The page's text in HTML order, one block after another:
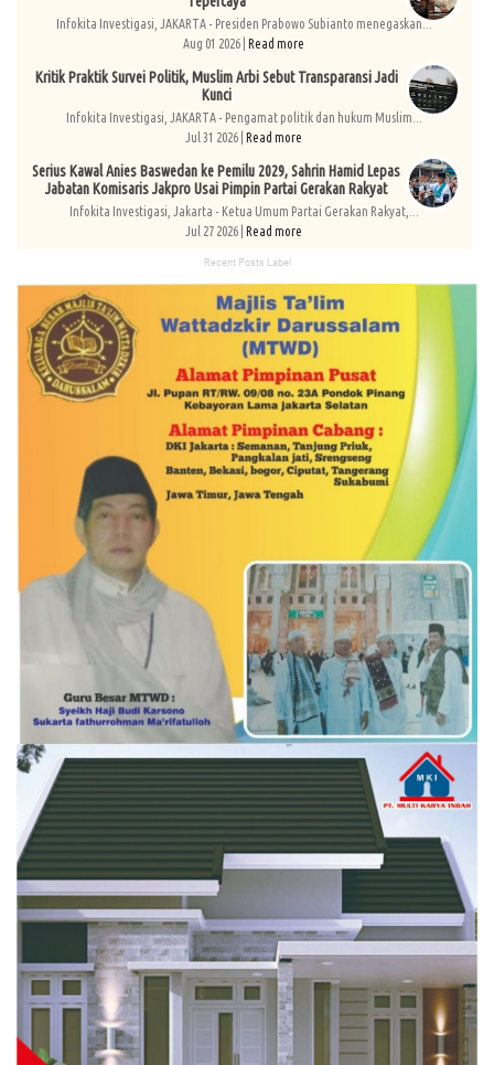
Infokita Investigasi, JAKARTA - Presiden Prabowo Subianto menegaskan...
Aug 01 2026 | Read more
Kritik Praktik Survei Politik, Muslim Arbi Sebut Transparansi Jadi
Kunci
Infokita Investigasi, JAKARTA - Pengamat politik dan hukum Muslim...
Jul 31 2026 | Read more
Serius Kawal Anies Baswedan ke Pemilu 2029, Sahrin Hamid Lepas
Jabatan Komisaris Jakpro Usai Pimpin Partai Gerakan Rakyat
Infokita Investigasi, Jakarta - Ketua Umum Partai Gerakan Rakyat,...
Jul 27 2026 | Read more
Recent Posts Label